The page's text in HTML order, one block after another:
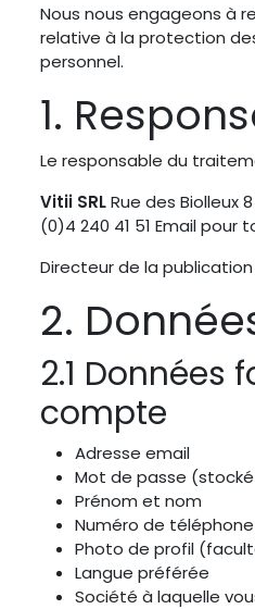
Nous nous engageons à
relative à la protection
personnel.
1.
Le responsable du
Vitii SRLRue des Biolleux
(0)4 240 41 51 Email
Directeur de la publication
2.
2.1
compte
Adresse email
Mot de passe
Prénom et nom
Numéro de
Photo de profil
Langue préférée
Société à laquelle